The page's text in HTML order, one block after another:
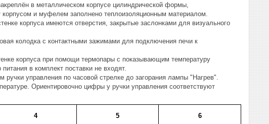
в металлическом корпусе цилиндрической формы,
и муфелем заполнено теплоизоляционным материалом.
корпуса имеются отверстия, закрытые заслонками для визуального
колодка с контактными зажимами для подключения печи к
корпуса при помощи термопары с показывающим температуру
в комплект поставки не входят.
управления по часовой стрелке до загорания лампы "Нагрев".
Ориентировочно цифры у ручки управления соответствуют
4 5 6